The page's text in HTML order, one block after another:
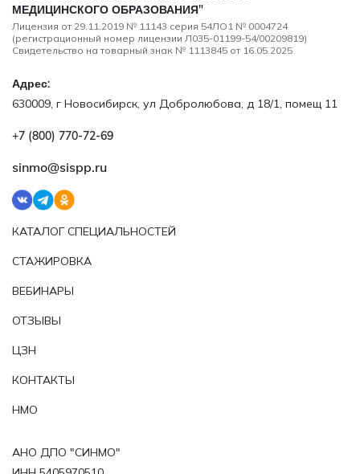
МЕДИЦИНСКОГО ОБРАЗОВАНИЯ"
Лицензия от 29.11.2019 № 11143 серия 54ЛО1 № 0004724
(регистрационный номер лицензии Л035-01199-54/00209819)
Свидетельство на товарный знак № 1113845 от 16.05.2025
Адрес:
630009, г Новосибирск, ул Добролюбова, д 18/1, помещ 11
+7 (800) 770‑72‑69
sinmo@sispp.ru
КАТАЛОГ СПЕЦИАЛЬНОСТЕЙ
СТАЖИРОВКА
ВЕБИНАРЫ
ОТЗЫВЫ
ЦЗН
КОНТАКТЫ
НМО
АНО ДПО "СИНМО"